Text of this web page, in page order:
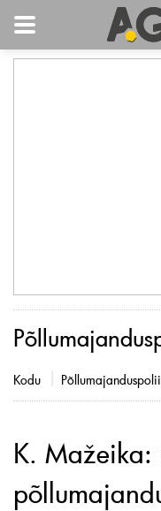
Kodu
K. Mažeika: